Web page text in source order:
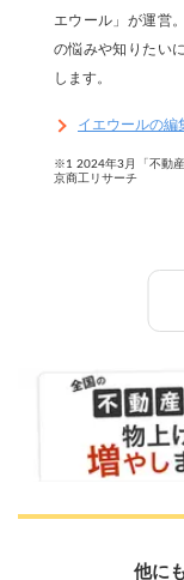
エウール」が運営
の悩みや知りたい
します。
イエウールの編
※1 2024年3月「不動産
京商工リサーチ
他に